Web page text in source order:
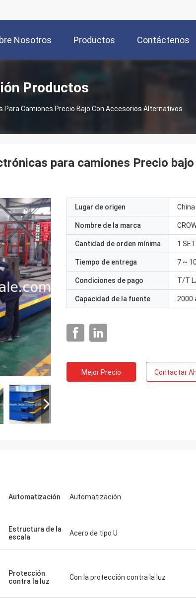
Nosotros Productos Contáctenos
Productos
Para Camiones Precio Bajo Con Accesorios Alternativos
para camiones Precio
Lugar de origen China
Nombre de la marca
Cantidad de orden mínima 1 SET
Tiempo de entrega 7 ~
Condiciones de pago T/T
Capacidad de la fuente 2000
Mejor Precio Contactar
Automatización Automatización
Estructura de la
escala
Acero de tipo U
Protección
contra la luz
Con la protección contra la luz